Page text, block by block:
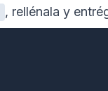
, rellénala y